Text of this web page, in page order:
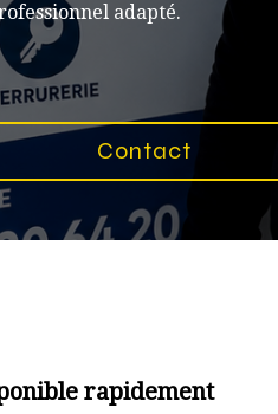
adapté.
Contact
rapidement